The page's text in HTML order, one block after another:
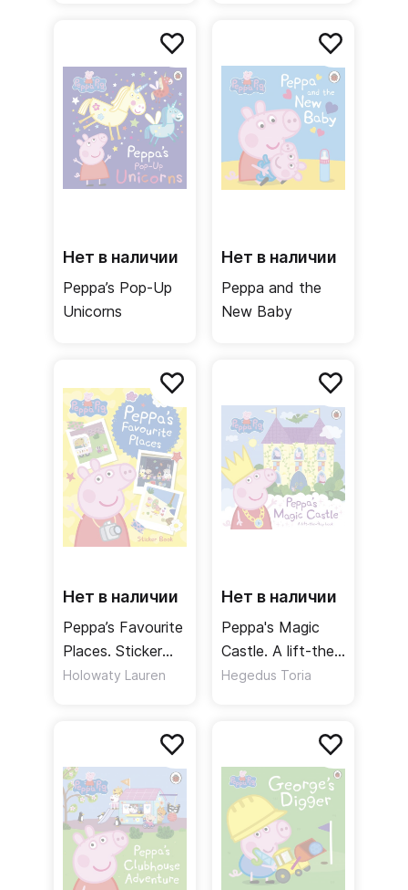
Нет в наличии
Peppa’s Pop-Up
Unicorns
Нет в наличии
Peppa and the
New Baby
Нет в наличии
Peppa’s Favourite
Places. Sticker
Scenes Book
Holowaty Lauren
Нет в наличии
Peppa's Magic
Castle. A lift-the-
flap book
Hegedus Toria